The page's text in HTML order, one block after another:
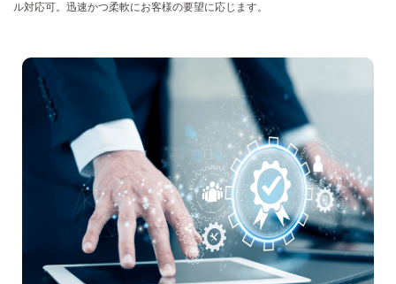
ル対応可。迅速かつ柔軟にお客様の要望に応じます。